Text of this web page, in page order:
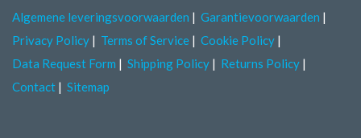
Algemene leveringsvoorwaarden
Garantievoorwaarden
Privacy Policy
Terms of Service
Cookie Policy
Data Request Form
Shipping Policy
Returns Policy
Contact
Sitemap